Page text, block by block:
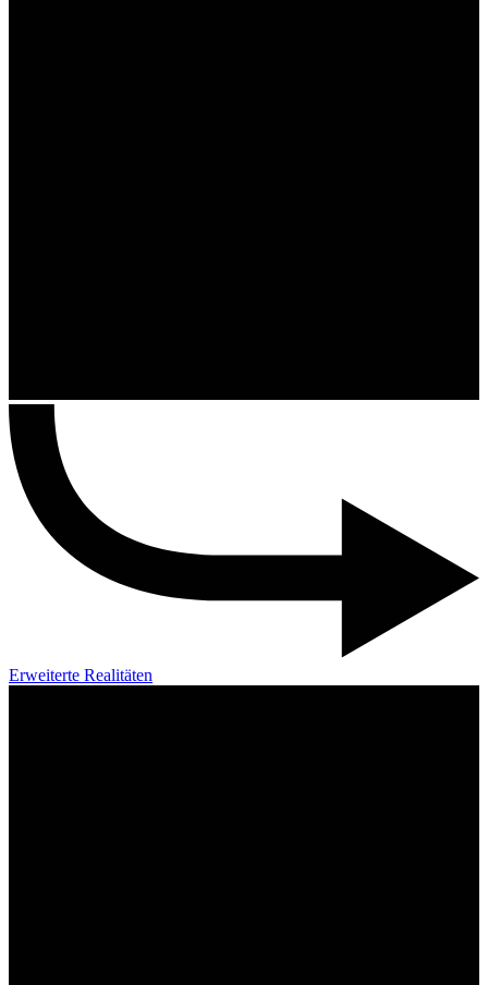
Erweiterte Realitäten